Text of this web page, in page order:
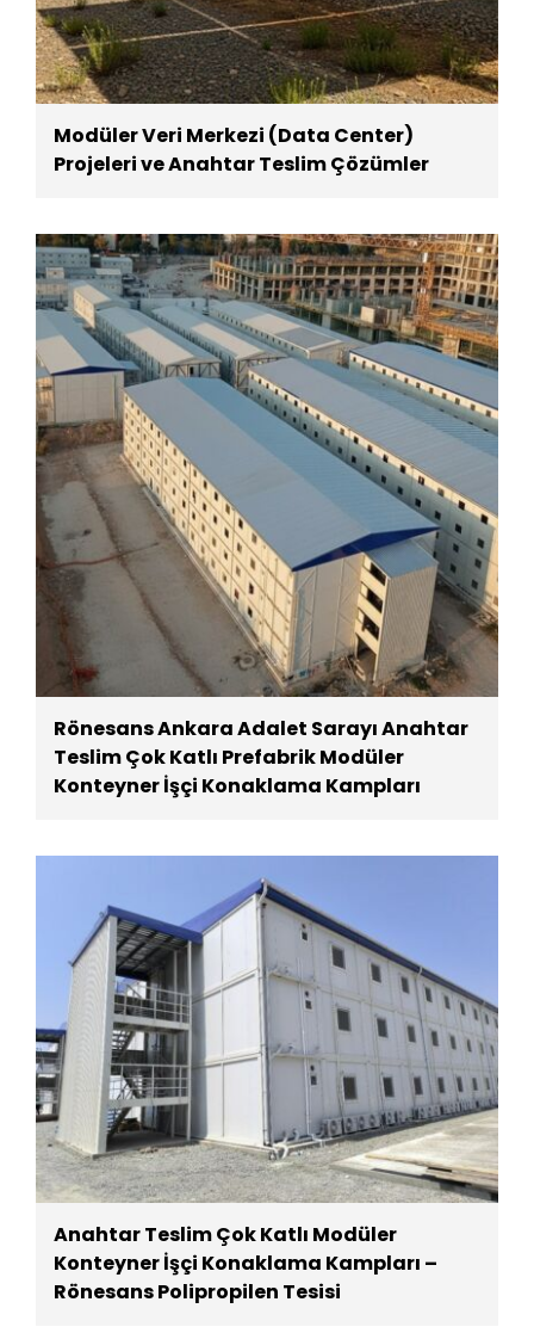
Modüler Veri Merkezi (Data Center)
Projeleri ve Anahtar Teslim Çözümler
Rönesans Ankara Adalet Sarayı Anahtar
Teslim Çok Katlı Prefabrik Modüler
Konteyner İşçi Konaklama Kampları
Anahtar Teslim Çok Katlı Modüler
Konteyner İşçi Konaklama Kampları –
Rönesans Polipropilen Tesisi